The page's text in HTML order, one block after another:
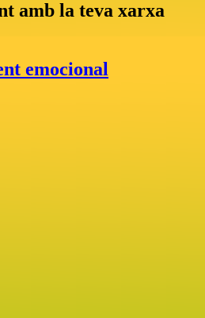
amb la teva xarxa
emocional